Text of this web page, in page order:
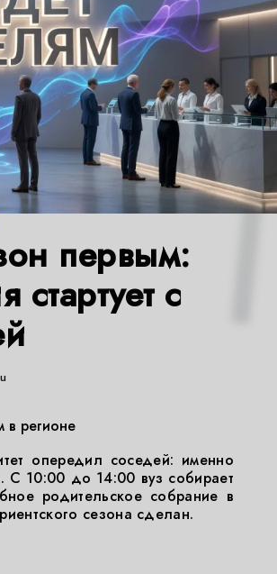
первым:
с
в регионе
опередил соседей: именно
С 10:00 до 14:00 вуз собирает
родительское собрание в
сезона сделан.